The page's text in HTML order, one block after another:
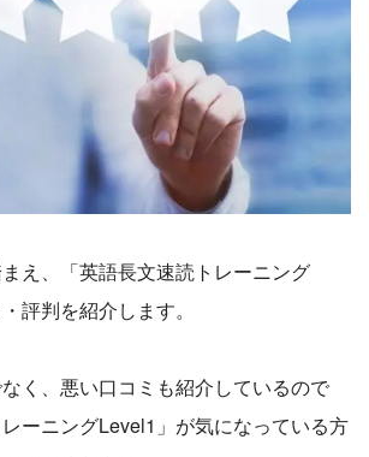
え、「英語長文速読トレーニング
評判を紹介します。
く、悪い口コミも紹介しているので
レーニングLevel1」が気になっている方